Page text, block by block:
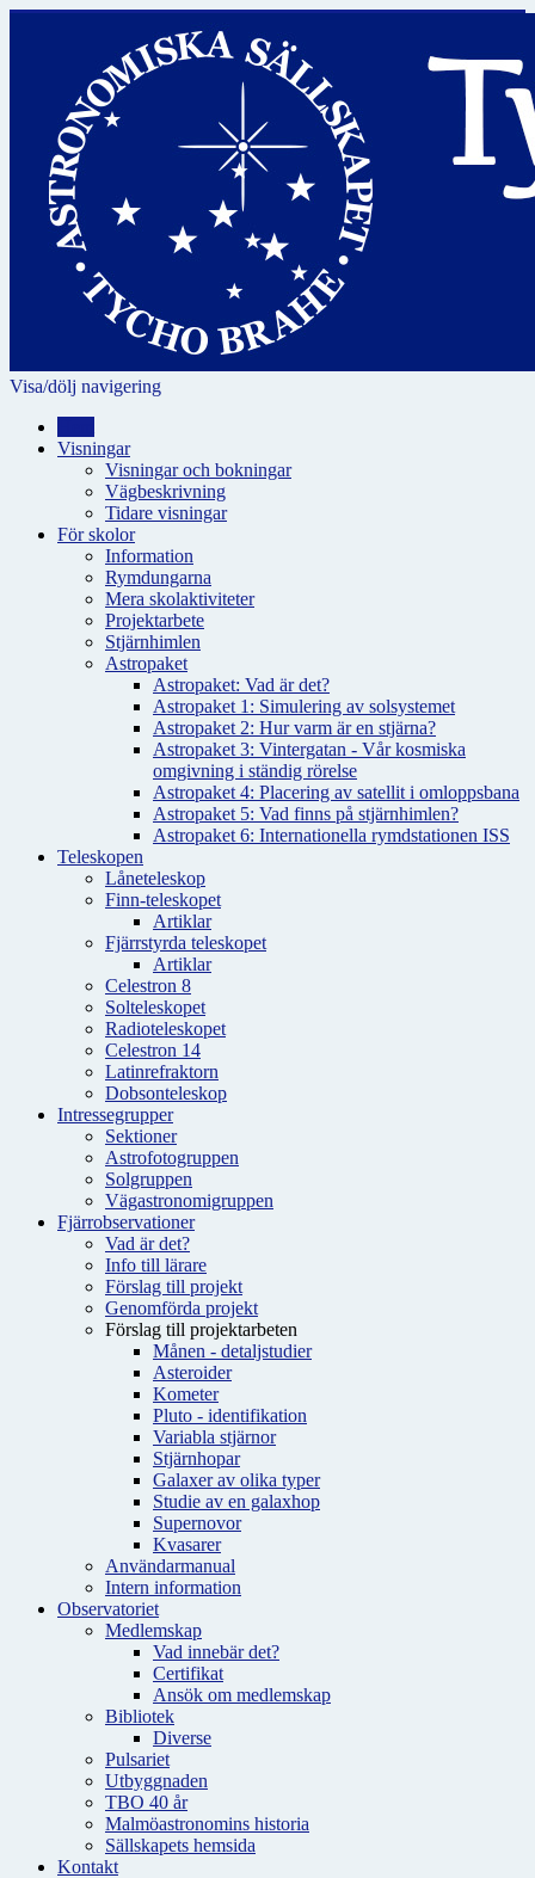
Visa/dölj navigering
Visningar
Visningar och bokningar
Vägbeskrivning
Tidare visningar
För skolor
Information
Rymdungarna
Mera skolaktiviteter
Projektarbete
Stjärnhimlen
Astropaket
Astropaket: Vad är det?
Astropaket 1: Simulering av solsystemet
Astropaket 2: Hur varm är en stjärna?
Astropaket 3: Vintergatan - Vår kosmiska
omgivning i ständig rörelse
Astropaket 4: Placering av satellit i omloppsbana
Astropaket 5: Vad finns på stjärnhimlen?
Astropaket 6: Internationella rymdstationen ISS
Teleskopen
Låneteleskop
Finn-teleskopet
Artiklar
Fjärrstyrda teleskopet
Artiklar
Celestron 8
Solteleskopet
Radioteleskopet
Celestron 14
Latinrefraktorn
Dobsonteleskop
Intressegrupper
Sektioner
Astrofotogruppen
Solgruppen
Vägastronomigruppen
Fjärrobservationer
Vad är det?
Info till lärare
Förslag till projekt
Genomförda projekt
Förslag till projektarbeten
Månen - detaljstudier
Asteroider
Kometer
Pluto - identifikation
Variabla stjärnor
Stjärnhopar
Galaxer av olika typer
Studie av en galaxhop
Supernovor
Kvasarer
Användarmanual
Intern information
Observatoriet
Medlemskap
Vad innebär det?
Certifikat
Ansök om medlemskap
Bibliotek
Diverse
Pulsariet
Utbyggnaden
TBO 40 år
Malmöastronomins historia
Sällskapets hemsida
Kontakt